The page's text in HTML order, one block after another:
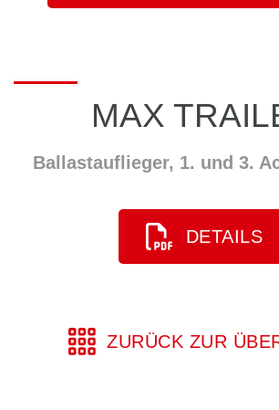
MAX
Ballastauflieger, 1. und 3.
DETAILS
ZURÜCK ZUR